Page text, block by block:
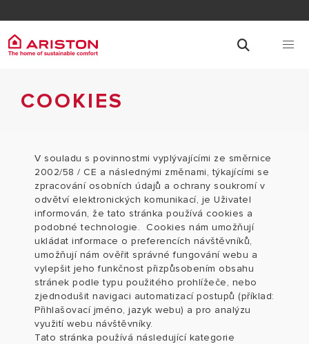
COOKIES
V souladu s povinnostmi vyplývajícími ze směrnice
2002/58 / CE a následnými změnami, týkajícími se
zpracování osobních údajů a ochrany soukromí v
odvětví elektronických komunikací, je Uživatel
informován, že tato stránka používá cookies a
podobné technologie. Cookies nám umožňují
ukládat informace o preferencích návštěvníků,
umožňují nám ověřit správné fungování webu a
vylepšit jeho funkčnost přizpůsobením obsahu
stránek podle typu použitého prohlížeče, nebo
zjednodušit navigaci automatizací postupů (příklad:
Přihlašovací jméno, jazyk webu) a pro analýzu
využití webu návštěvníky.
Tato stránka používá následující kategorie